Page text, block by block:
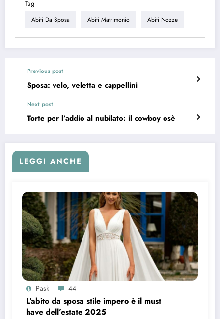
Tag
Abiti Da Sposa Abiti Matrimonio Abiti Nozze
Previous post
Sposa: velo, veletta e cappellini
Next post
Torte per l’addio al nubilato: il cowboy osè
LEGGI ANCHE
Pask 44
L’abito da sposa stile impero è il must
have dell’estate 2025